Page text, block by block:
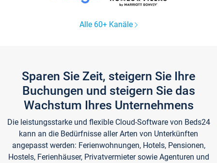
Alle 60+ Kanäle
Sparen Sie Zeit, steigern Sie Ihre
Buchungen und steigern Sie das
Wachstum Ihres Unternehmens
Die leistungsstarke und flexible Cloud-Software von Beds24
kann an die Bedürfnisse aller Arten von Unterkünften
angepasst werden: Ferienwohnungen, Hotels, Pensionen,
Hostels, Ferienhäuser, Privatvermieter sowie Agenturen und